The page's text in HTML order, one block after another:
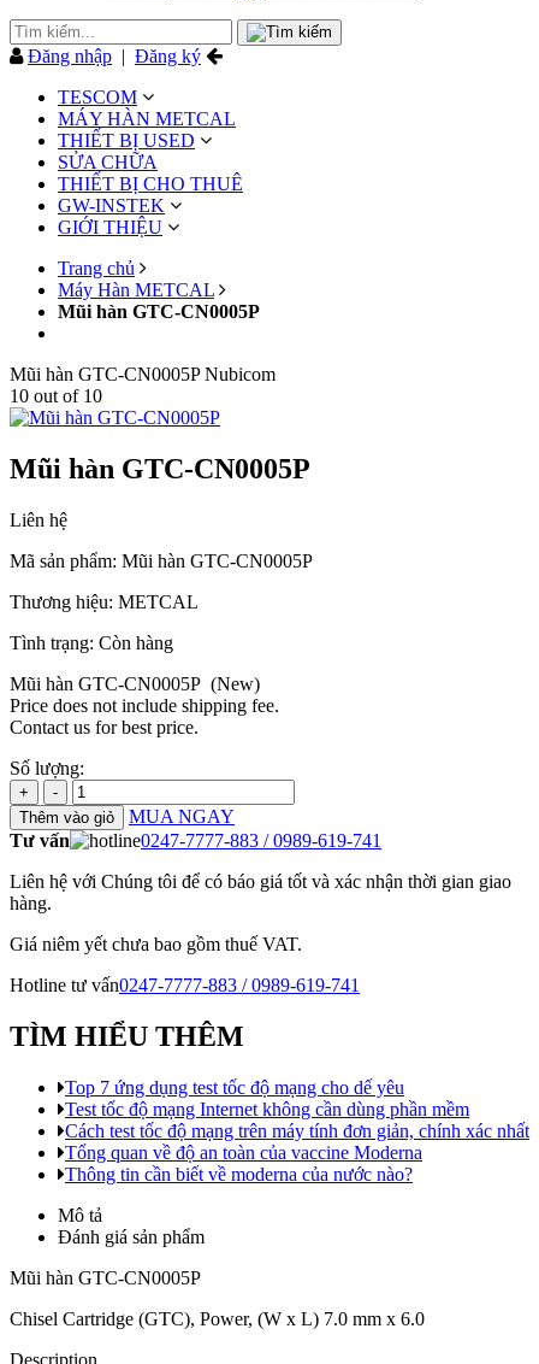
Đăng nhập | Đăng ký
TESCOM
MÁY HÀN METCAL
THIẾT BỊ USED
SỬA CHỮA
THIẾT BỊ CHO THUÊ
GW-INSTEK
GIỚI THIỆU
Trang chủ
Máy Hàn METCAL
Mũi hàn GTC-CN0005P
Mũi hàn GTC-CN0005P Nubicom
10 out of 10
Mũi hàn GTC-CN0005P
Liên hệ
Mã sản phẩm: Mũi hàn GTC-CN0005P
Thương hiệu: METCAL
Tình trạng: Còn hàng
Mũi hàn GTC-CN0005P (New)
Price does not include shipping fee.
Contact us for best price.
Số lượng:
+
-
Thêm vào giỏ
MUA NGAY
Tư vấn
0247-7777-883 / 0989-619-741
Liên hệ với Chúng tôi để có báo giá tốt và xác nhận thời gian giao
hàng.
Giá niêm yết chưa bao gồm thuế VAT.
Hotline tư vấn0247-7777-883 / 0989-619-741
TÌM HIỂU THÊM
Top 7 ứng dụng test tốc độ mạng cho dế yêu
Test tốc độ mạng Internet không cần dùng phần mềm
Cách test tốc độ mạng trên máy tính đơn giản, chính xác nhất
Tổng quan về độ an toàn của vaccine Moderna
Thông tin cần biết về moderna của nước nào?
Mô tả
Đánh giá sản phẩm
Mũi hàn GTC-CN0005P
Chisel Cartridge (GTC), Power, (W x L) 7.0 mm x 6.0
Description